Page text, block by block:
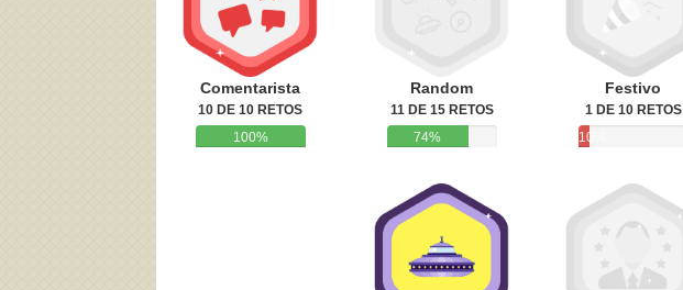
Comentarista
10 DE 10 RETOS
100%
Random
11 DE 15 RETOS
74%
Festivo
1 DE 10 RETOS
10%